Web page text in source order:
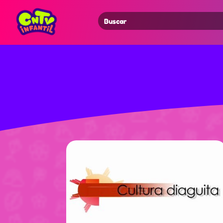
Search
for: